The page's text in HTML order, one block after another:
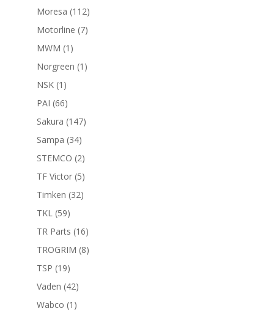
productos
Moresa 112112
productos
Motorline 77
MWM 1 1
producto
Norgreen 1 1
NSK 1 1
producto
PAI 6666
productos
Sakura 147147
Sampa 3434
productos
STEMCO 22
productos
TF Victor 55
productos
Timken 3232
TKL 5959
productos
TR Parts 1616
productos
TROGRIM 88
TSP 1919
productos
Vaden 4242
productos
Wabco 1 1